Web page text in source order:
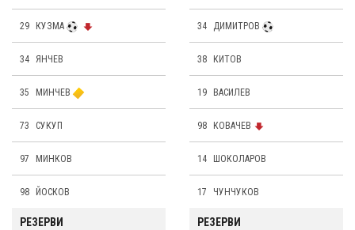
29 КУЗМА
34 ЯНЧЕВ
35 МИНЧЕВ
73 СУКУП
97 МИНКОВ
98 ЙОСКОВ
РЕЗЕРВИ
34 ДИМИТРОВ
38 КИТОВ
19 ВАСИЛЕВ
98 КОВАЧЕВ
14 ШОКОЛАРОВ
17 ЧУНЧУКОВ
РЕЗЕРВИ